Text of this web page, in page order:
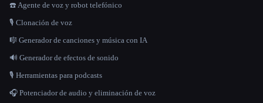
☎️ Agente de voz y robot telefónico
🎙️ Clonación de voz
🎼 Generador de canciones y música con IA
🔊 Generador de efectos de sonido
🎙️ Herramientas para podcasts
🎧 Potenciador de audio y eliminación de voz